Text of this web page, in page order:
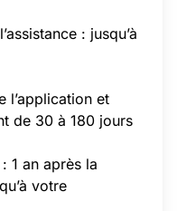
: jusqu’à
l’application et
de 30 à 180 jours
1 an après la
votre